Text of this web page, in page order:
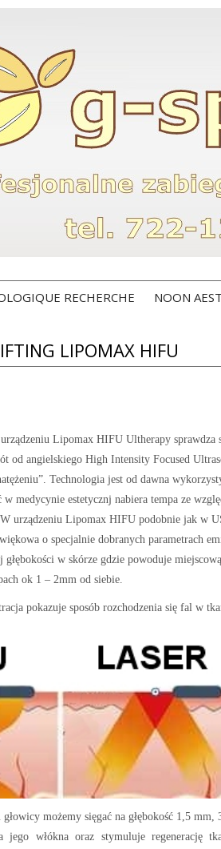
RECHERCHE NOON
LIPOMAX HIFU
Lipomax HIFU Ultherapy sprawdza
od angielskiego High Intensity Focused
Technologia jest od dawna
w medycynie estetycznj nabiera tempa ze
urządzeniu Lipomax HIFU podobnie jak w
o specjalnie dobranych parametrach
w skórze gdzie powoduje
ok 1 – 2mm od siebie.
pokazuje sposób rozchodzenia się fal w
możemy sięgać na głębokość 1,5
jego włókna oraz stymuluje regenerację